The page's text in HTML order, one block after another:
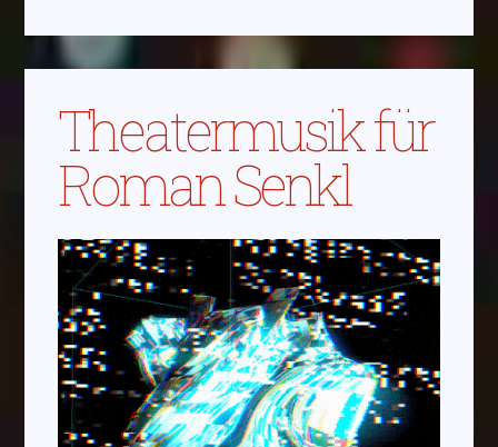
Theatermusik für
Roman Senkl